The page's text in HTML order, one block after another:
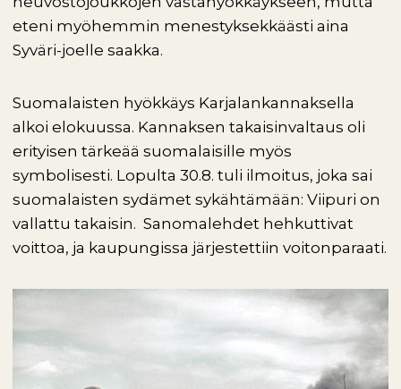
eteni myöhemmin menestyksekkäästi aina
Syväri-joelle saakka.
Suomalaisten hyökkäys Karjalankannaksella
alkoi elokuussa. Kannaksen takaisinvaltaus oli
erityisen tärkeää suomalaisille myös
symbolisesti. Lopulta 30.8. tuli ilmoitus, joka sai
suomalaisten sydämet sykähtämään: Viipuri on
vallattu takaisin. Sanomalehdet hehkuttivat
voittoa, ja kaupungissa järjestettiin voitonparaati.